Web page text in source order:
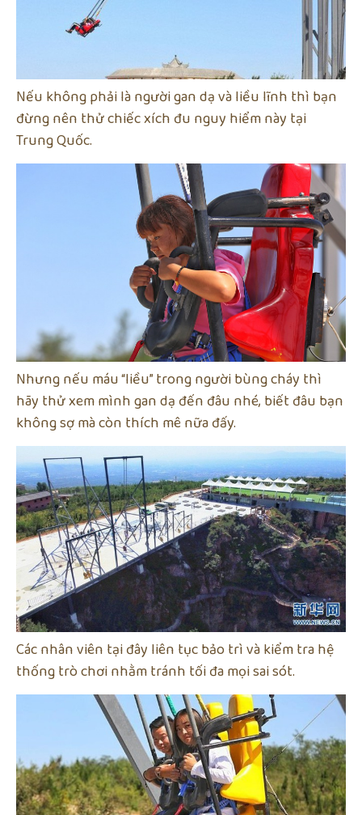
Nếu không phải là người gan dạ và liều lĩnh thì bạn
đừng nên thử chiếc xích đu nguy hiểm này tại
Trung Quốc.
Nhưng nếu máu “liều” trong người bùng cháy thì
hãy thử xem mình gan dạ đến đâu nhé, biết đâu bạn
không sợ mà còn thích mê nữa đấy.
Các nhân viên tại đây liên tục bảo trì và kiểm tra hệ
thống trò chơi nhằm tránh tối đa mọi sai sót.